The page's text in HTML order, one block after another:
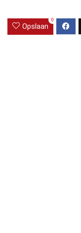
Opslaan
0